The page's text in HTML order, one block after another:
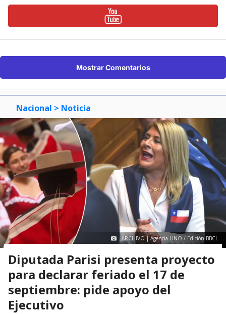
Mostrar Comentarios
Nacional > Noticia
ARCHIVO | Agencia UNO / Edición BBCL
Diputada Parisi presenta proyecto
para declarar feriado el 17 de
septiembre: pide apoyo del
Ejecutivo